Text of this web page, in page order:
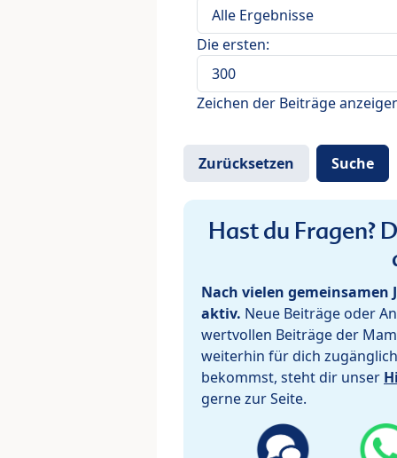
Die ersten:
Zeichen der Beiträge
Hast du Fragen?
Nach vielen
aktiv. Neue Beiträge oder
wertvollen Beiträge der
weiterhin für dich
bekommst, steht dir unser
gerne zur Seite.